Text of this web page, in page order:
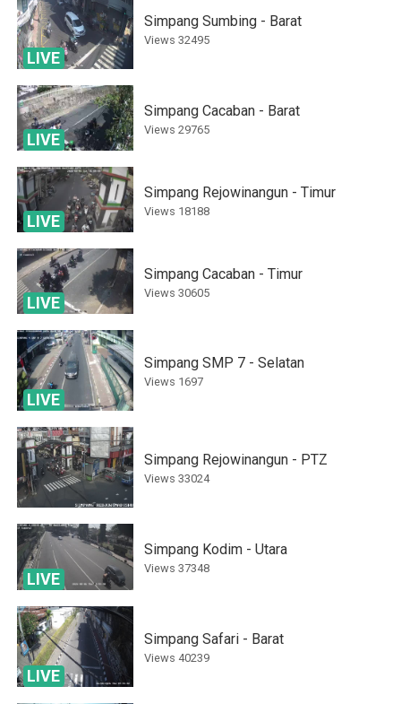
LIVE
Simpang Sumbing - Barat
Views 32495
LIVE
Simpang Cacaban - Barat
Views 29765
LIVE
Simpang Rejowinangun - Timur
Views 18188
LIVE
Simpang Cacaban - Timur
Views 30605
LIVE
Simpang SMP 7 - Selatan
Views 1697
Simpang Rejowinangun - PTZ
Views 33024
LIVE
Simpang Kodim - Utara
Views 37348
LIVE
Simpang Safari - Barat
Views 40239